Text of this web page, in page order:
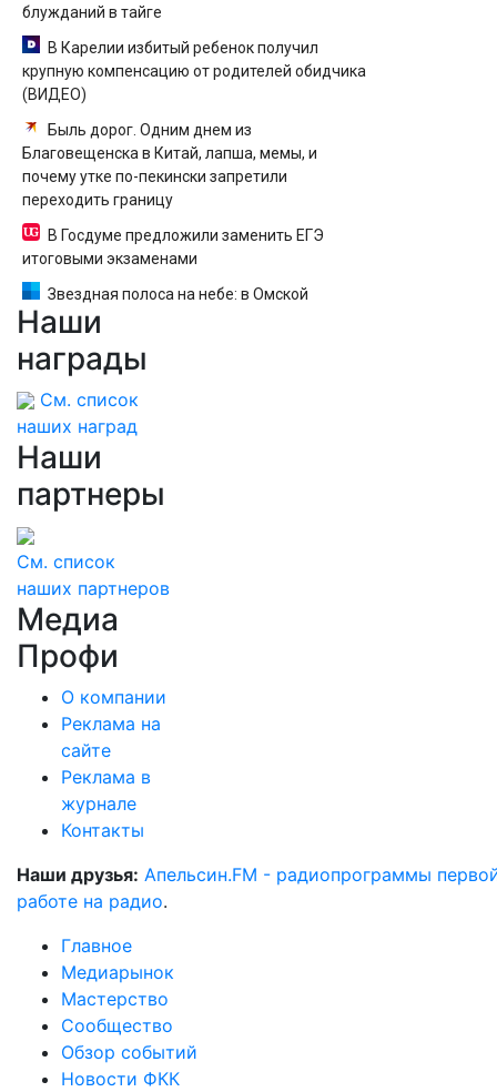
блужданий в тайге
В Карелии избитый ребенок получил
крупную компенсацию от родителей обидчика
(ВИДЕО)
Быль дорог. Одним днем из
Благовещенска в Китай, лапша, мемы, и
почему утке по-пекински запретили
переходить границу
В Госдуме предложили заменить ЕГЭ
итоговыми экзаменами
Звездная полоса на небе: в Омской
области сфотографировали Млечный Путь —
Наши
награды
См. список
наших наград
Наши
партнеры
См. список
наших партнеров
Медиа
Профи
О компании
Реклама на
сайте
Реклама в
журнале
Контакты
Наши друзья: Апельсин.FM - радиопрограммы
работе на радио.
Главное
Медиарынок
Мастерство
Сообщество
Обзор событий
Новости ФКК